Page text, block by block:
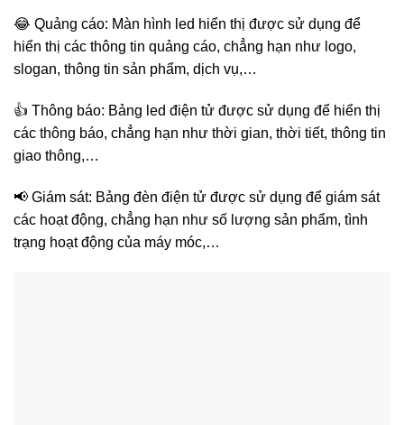
😂 Quảng cáo: Màn hình led hiển thị được sử dụng để
hiển thị các thông tin quảng cáo, chẳng hạn như logo,
slogan, thông tin sản phẩm, dịch vụ,…
👍 Thông báo: Bảng led điện tử được sử dụng để hiển thị
các thông báo, chẳng hạn như thời gian, thời tiết, thông tin
giao thông,…
📢 Giám sát: Bảng đèn điện tử được sử dụng để giám sát
các hoạt động, chẳng hạn như số lượng sản phẩm, tình
trạng hoạt động của máy móc,…